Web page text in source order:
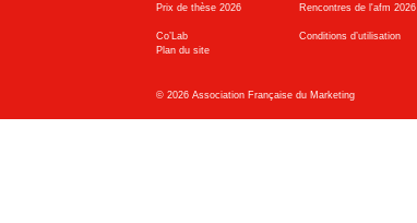
Prix de thèse 2026 Rencontres de l'afm 2026
Co’Lab
Conditions d’utilisation
Plan du site
© 2026Association Française du Marketing